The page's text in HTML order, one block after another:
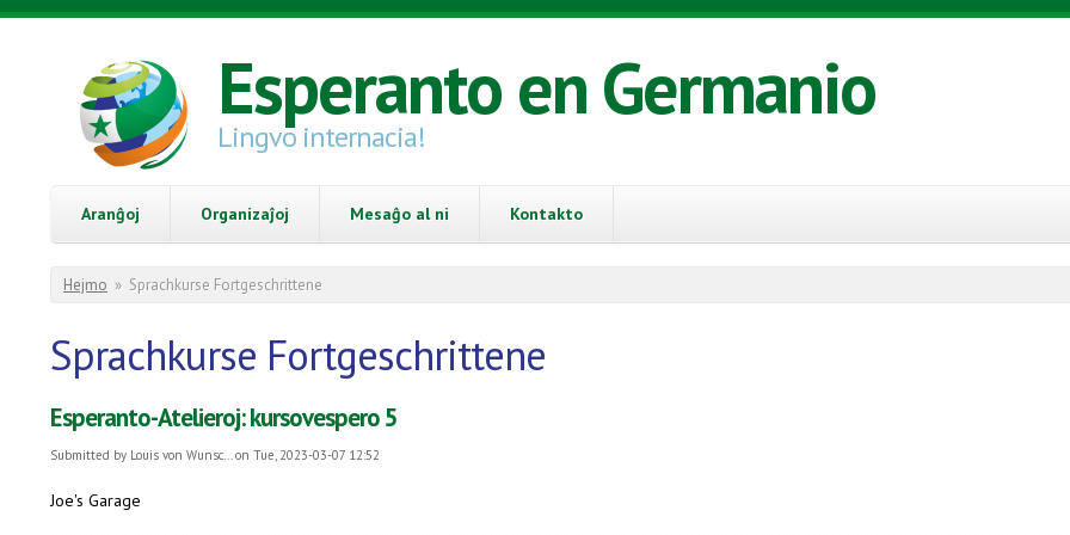
Skip to main content
Esperanto en Germanio
Lingvo internacia!
Aranĝoj Organizaĵoj Mesaĝo al ni Kontakto
You are here
Hejmo » Sprachkurse Fortgeschrittene
Sprachkurse Fortgeschrittene
Esperanto-Atelieroj: kursovespero 5
Submitted by Louis von Wunsc...on Tue, 2023-03-07 12:52
Joe's Garage